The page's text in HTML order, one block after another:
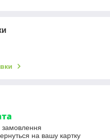
замовлення
на вашу картку